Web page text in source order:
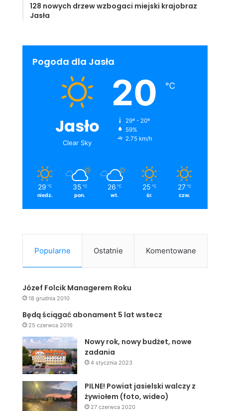
128 nowych drzew wzbogaci miejski krajobraz
Jasła
Pogoda dla Jasła
Jasło
Clear Sky
20 ℃
29º - 20º
59%
2.75 km/h
29 ℃
niedz.
35 ℃
pon.
26 ℃
wt.
25 ℃
śr.
27 ℃
czw.
Popularne Ostatnie Komentowane
Józef Folcik Managerem Roku
18 grudnia 2010
Będą ściągać abonament 5 lat wstecz
25 czerwca 2016
Nowy rok, nowy budżet, nowe
zadania
4 stycznia 2023
PILNE! Powiat jasielski walczy z
żywiołem (foto, wideo)
27 czerwca 2020